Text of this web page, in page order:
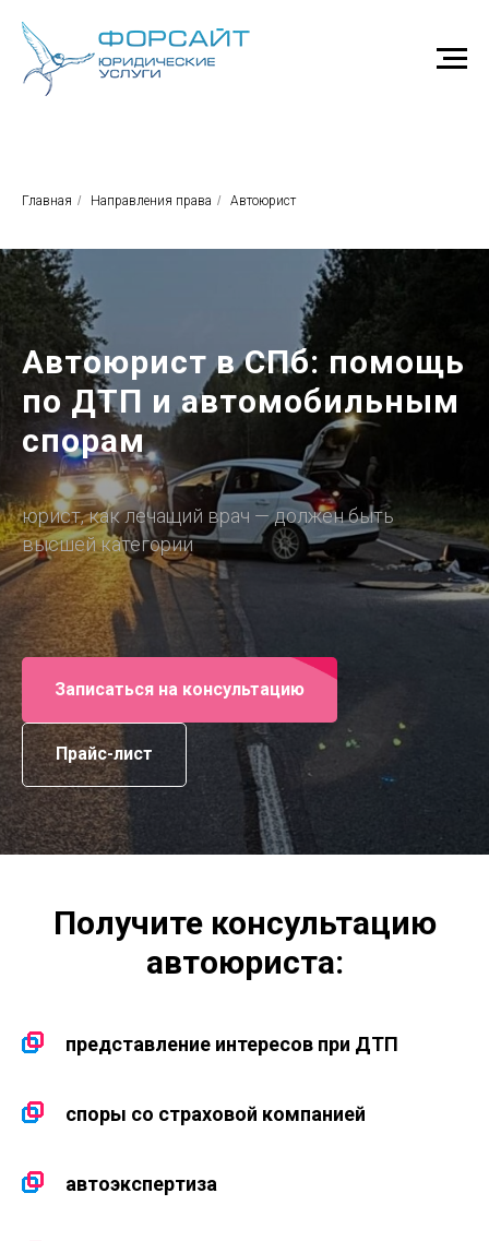
Главная / Направления права / Автоюрист
Автоюрист в СПб: помощь
по ДТП и автомобильным
спорам
юрист, как лечащий врач — должен быть
высшей категории
Записаться на консультацию
Прайс-лист
Получите консультацию
автоюриста:
представление интересов при ДТП
споры со страховой компанией
автоэкспертиза